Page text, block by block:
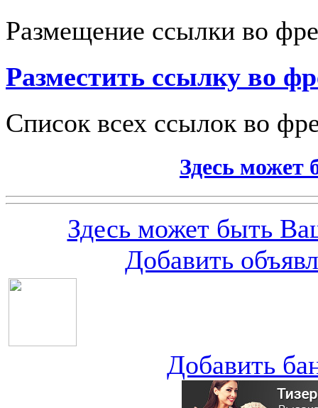
Размещение ссылки во
Разместить ссылку во
Список всех ссылок во
Здесь
Здесь может быть
Добавить
Добавить